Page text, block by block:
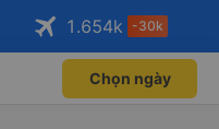
độc
Mở app
bay qua
Mở app
1.654k -30k
Chọn ngày